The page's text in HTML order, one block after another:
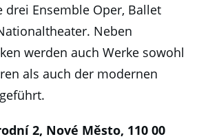
drei Ensemble Oper, Ballet
Neben
werden auch Werke sowohl
als auch der modernen
2, Nové Město, 110 00